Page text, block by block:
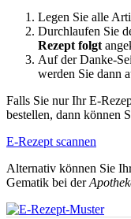
Legen Sie alle
Durchlaufen Sie
Rezept folgt
Auf der Danke-
werden Sie dann
Falls Sie nur Ihr E-
bestellen, dann können
E-Rezept scannen
Alternativ können Sie
Gematik bei der